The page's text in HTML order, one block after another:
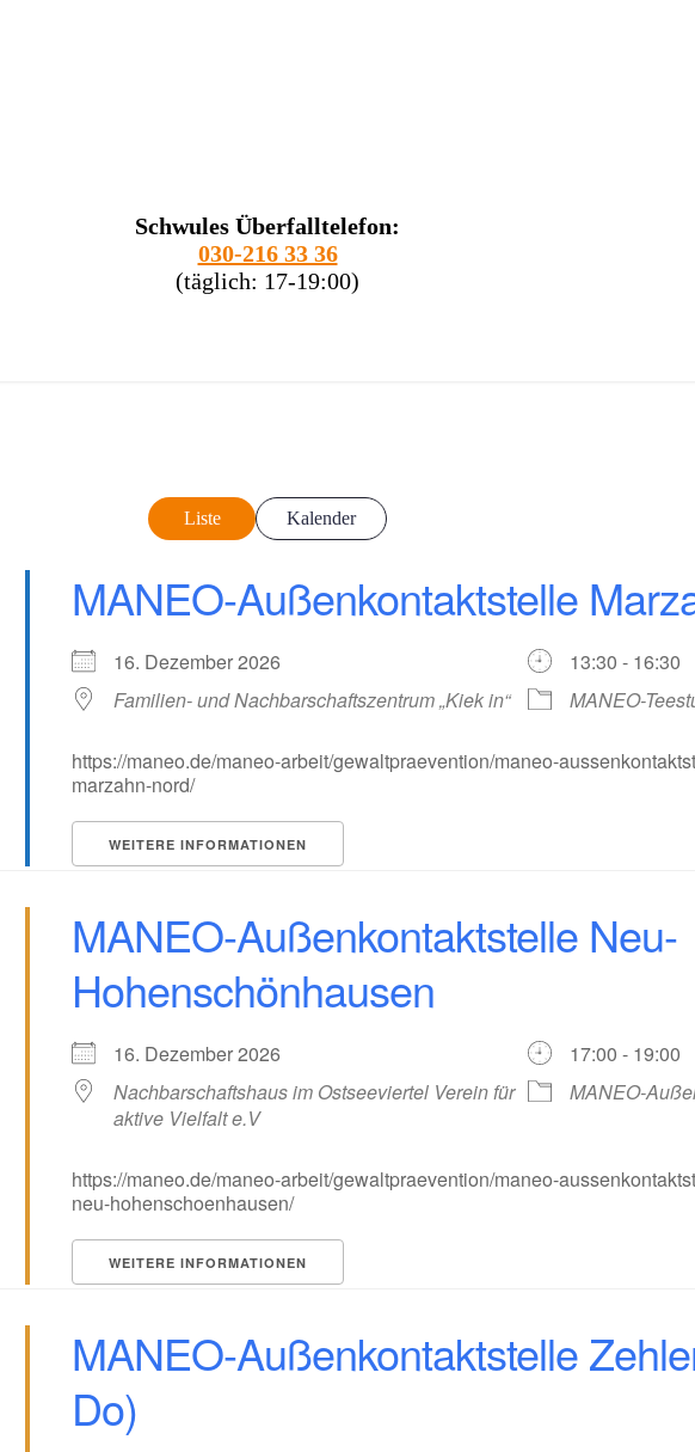
Schwules Überfalltelefon:
030-216 33 36
(täglich: 17-19:00)
Liste Kalender
MANEO-Außenkontaktstelle
16. Dezember 2026
13:30 - 16:30
Familien- und Nachbarschaftszentrum „Kiek in“
MANEO-
https://maneo.de/maneo-arbeit/gewaltpraevention/maneo-
marzahn-nord/
WEITERE INFORMATIONEN
MANEO-Außenkontaktstelle Neu-
Hohenschönhausen
16. Dezember 2026
17:00 - 19:00
Nachbarschaftshaus im Ostseeviertel Verein für
aktive Vielfalt e.V
MANEO-
https://maneo.de/maneo-arbeit/gewaltpraevention/maneo-
neu-hohenschoenhausen/
WEITERE INFORMATIONEN
MANEO-Außenkontaktstelle
Do)